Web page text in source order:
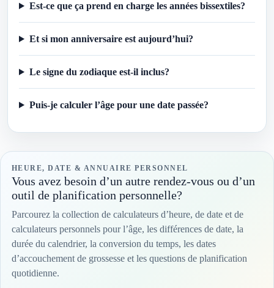
Est-ce que ça prend en charge les années bissextiles?
Et si mon anniversaire est aujourd’hui?
Le signe du zodiaque est-il inclus?
Puis-je calculer l’âge pour une date passée?
HEURE, DATE & ANNUAIRE PERSONNEL
Vous avez besoin d’un autre rendez-vous ou d’un
outil de planification personnelle?
Parcourez la collection de calculateurs d’heure, de date et de
calculateurs personnels pour l’âge, les différences de date, la
durée du calendrier, la conversion du temps, les dates
d’accouchement de grossesse et les questions de planification
quotidienne.